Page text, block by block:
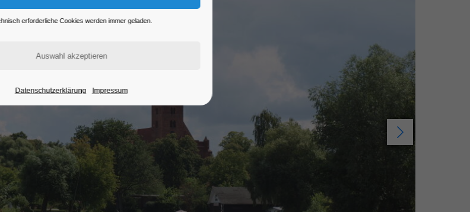
erforderliche Cookies werden immer geladen.
Datenschutzerklärung Impressum